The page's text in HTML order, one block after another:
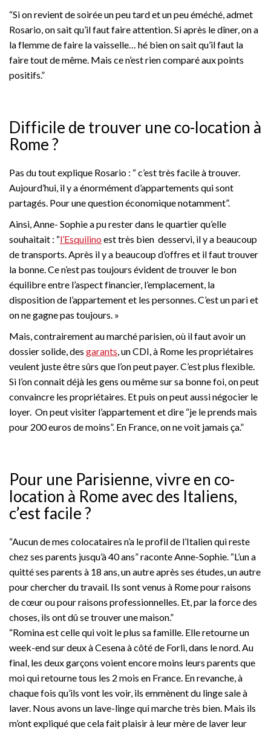
“Si on revient de soirée un peu tard et un peu éméché, admet
Rosario, on sait qu’il faut faire attention. Si après le dîner, on a
la flemme de faire la vaisselle… hé bien on sait qu’il faut la
faire tout de même. Mais ce n’est rien comparé aux points
positifs.”
Difficile de trouver une co-location à
Rome ?
Pas du tout explique Rosario : “ c’est très facile à trouver.
Aujourd’hui, il y a énormément d’appartements qui sont
partagés. Pour une question économique notamment”.
Ainsi, Anne- Sophie a pu rester dans le quartier qu’elle
souhaitait : “l’Esquilino est très bien desservi, il y a beaucoup
de transports. Après il y a beaucoup d’offres et il faut trouver
la bonne. Ce n’est pas toujours évident de trouver le bon
équilibre entre l’aspect financier, l’emplacement, la
disposition de l’appartement et les personnes. C’est un pari et
on ne gagne pas toujours. »
Mais, contrairement au marché parisien, où il faut avoir un
dossier solide, des garants, un CDI, à Rome les propriétaires
veulent juste être sûrs que l’on peut payer. C’est plus flexible.
Si l’on connait déjà les gens ou même sur sa bonne foi, on peut
convaincre les propriétaires. Et puis on peut aussi négocier le
loyer. On peut visiter l’appartement et dire “je le prends mais
pour 200 euros de moins”. En France, on ne voit jamais ça.”
Pour une Parisienne, vivre en co-
location à Rome avec des Italiens,
c’est facile ?
“Aucun de mes colocataires n’a le profil de l’Italien qui reste
chez ses parents jusqu’à 40 ans” raconte Anne-Sophie. “L’un a
quitté ses parents à 18 ans, un autre après ses études, un autre
pour chercher du travail. Ils sont venus à Rome pour raisons
de cœur ou pour raisons professionnelles. Et, par la force des
choses, ils ont dû se trouver une maison.”
“Romina est celle qui voit le plus sa famille. Elle retourne un
week-end sur deux à Cesena à côté de Forli, dans le nord. Au
final, les deux garçons voient encore moins leurs parents que
moi qui retourne tous les 2 mois en France. En revanche, à
chaque fois qu’ils vont les voir, ils emmènent du linge sale à
laver. Nous avons un lave-linge qui marche très bien. Mais ils
m’ont expliqué que cela fait plaisir à leur mère de laver leur